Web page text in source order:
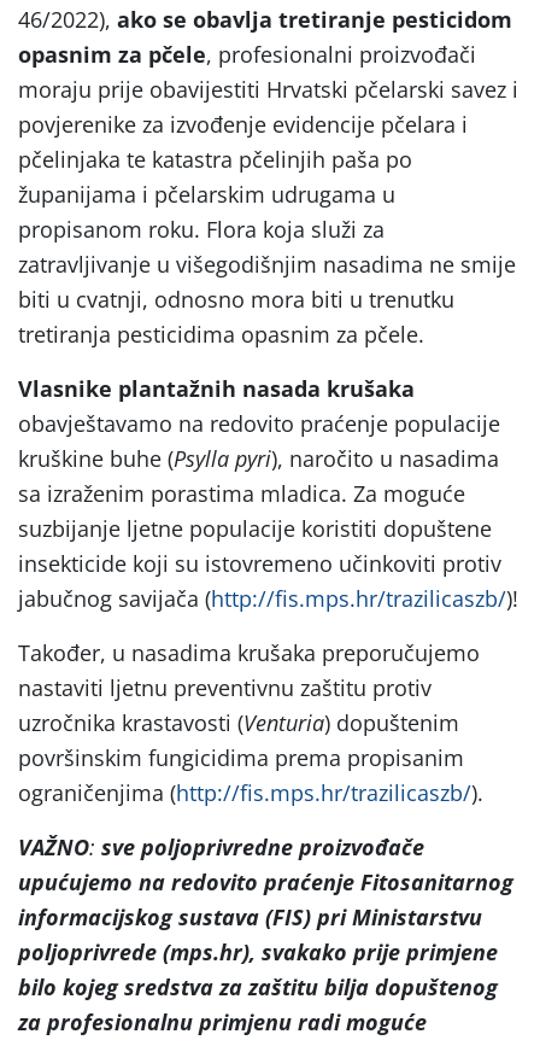
46/2022), ako se obavlja tretiranje pesticidom
opasnim za pčele, profesionalni proizvođači
moraju prije obavijestiti Hrvatski pčelarski savez i
povjerenike za izvođenje evidencije pčelara i
pčelinjaka te katastra pčelinjih paša po
županijama i pčelarskim udrugama u
propisanom roku. Flora koja služi za
zatravljivanje u višegodišnjim nasadima ne smije
biti u cvatnji, odnosno mora biti u trenutku
tretiranja pesticidima opasnim za pčele.
Vlasnike plantažnih nasada krušaka
obavještavamo na redovito praćenje populacije
kruškine buhe (Psylla pyri), naročito u nasadima
sa izraženim porastima mladica. Za moguće
suzbijanje ljetne populacije koristiti dopuštene
insekticide koji su istovremeno učinkoviti protiv
jabučnog savijača (http://fis.mps.hr/trazilicaszb/)!
Također, u nasadima krušaka preporučujemo
nastaviti ljetnu preventivnu zaštitu protiv
uzročnika krastavosti (Venturia) dopuštenim
površinskim fungicidima prema propisanim
ograničenjima (http://fis.mps.hr/trazilicaszb/).
VAŽNO: sve poljoprivredne proizvođače
upućujemo na redovito praćenje Fitosanitarnog
informacijskog sustava (FIS) pri Ministarstvu
poljoprivrede (mps.hr), svakako prije primjene
bilo kojeg sredstva za zaštitu bilja dopuštenog
za profesionalnu primjenu radi moguće